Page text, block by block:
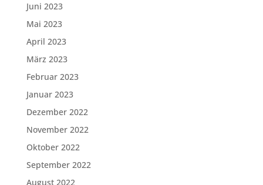
Juni 2023
Mai 2023
April 2023
März 2023
Februar 2023
Januar 2023
Dezember 2022
November 2022
Oktober 2022
September 2022
August 2022